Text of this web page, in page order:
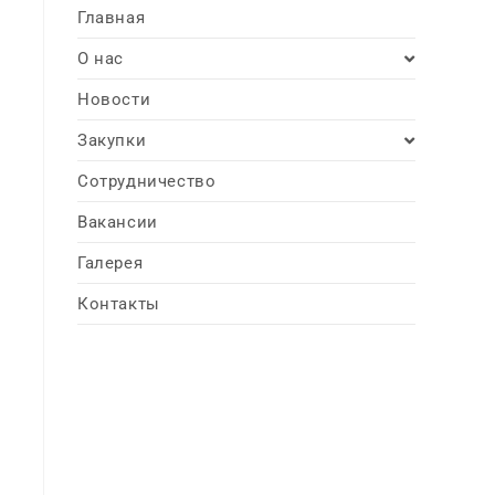
Главная
О нас
Новости
Закупки
Сотрудничество
Вакансии
Галерея
Контакты